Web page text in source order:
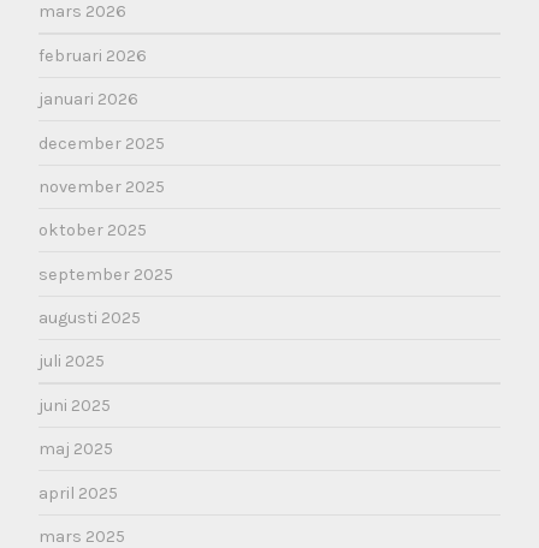
mars 2026
februari 2026
januari 2026
december 2025
november 2025
oktober 2025
september 2025
augusti 2025
juli 2025
juni 2025
maj 2025
april 2025
mars 2025